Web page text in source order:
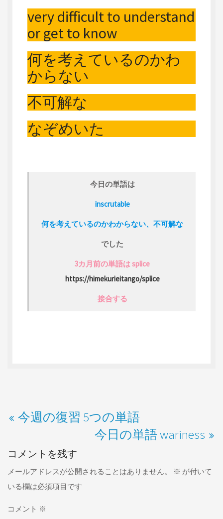
very difficult to understand
or get to know
何を考えているのかわ
からない
不可解な
なぞめいた
今日の単語は
inscrutable
何を考えているのかわからない、不可解な
でした
3カ月前の単語は splice
https://himekurieitango/splice
接合する
今週の復習 5つの単語
今日の単語 wariness
コメントを残す
メールアドレスが公開されることはありません。 ※ が付いて
いる欄は必須項目です
コメント ※